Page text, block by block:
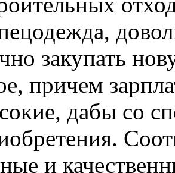
закупать
причем
дабы со
и